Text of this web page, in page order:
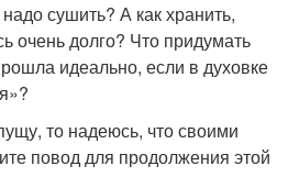
сушить? А как хранить,
очень долго? Что придумать
идеально, если в духовке
то надеюсь, что своими
повод для продолжения этой